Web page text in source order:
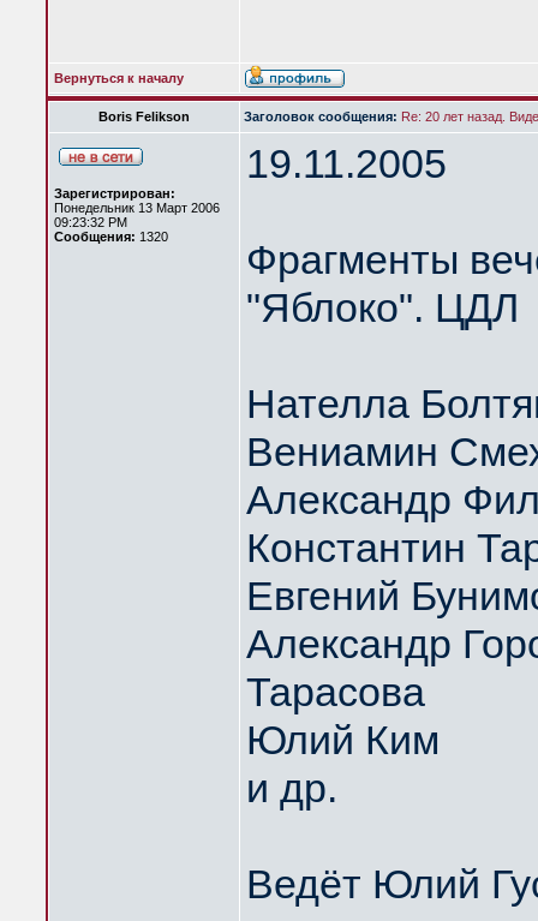
Вернуться к началу
Boris Felikson Заголовок сообщения: Re: 20 лет назад.
Зарегистрирован:
Понедельник 13 Март 2006
09:23:32 PM
Сообщения: 1320
19.11.2005
Фрагменты
"Яблоко". ЦДЛ
Нателла
Вениамин
Александр
Константин
Евгений
Александр
Тарасова
Юлий Ким
и др.
Ведёт Юлий